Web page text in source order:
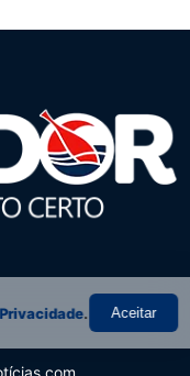
com
. Aceitar